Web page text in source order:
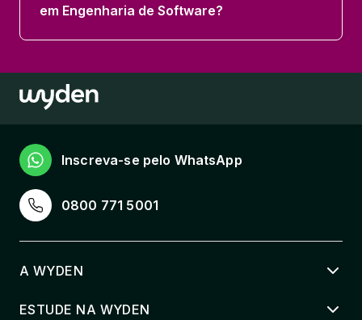
em Engenharia de Software?
0800 771 5001
Inscreva-se pelo WhatsApp
A WYDEN
ESTUDE NA WYDEN